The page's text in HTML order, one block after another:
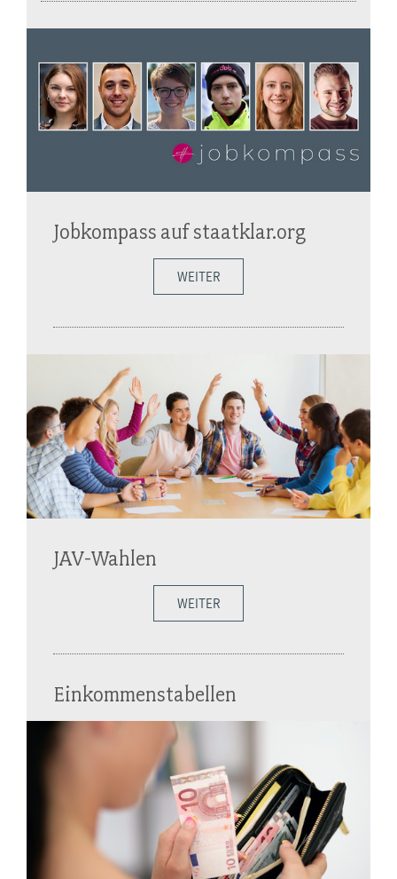
Jobkompass auf staatklar.org
WEITER
JAV-Wahlen
WEITER
Einkommenstabellen